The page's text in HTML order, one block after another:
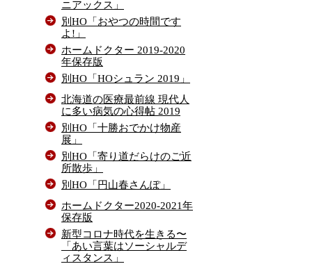
ニアックス」
別HO「おやつの時間です
よ!」
ホームドクター 2019-2020
年保存版
別HO「HOシュラン 2019」
北海道の医療最前線 現代人
に多い病気の心得帖 2019
別HO「十勝おでかけ物産
展」
別HO「寄り道だらけのご近
所散歩」
別HO「円山春さんぽ」
ホームドクター2020-2021年
保存版
新型コロナ時代を生きる〜
「あい言葉はソーシャルデ
ィスタンス」